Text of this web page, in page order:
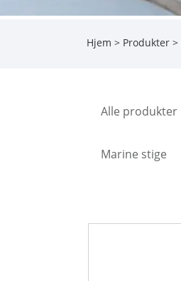
Hjem > Produkter >
Alle produkter
Marine stige